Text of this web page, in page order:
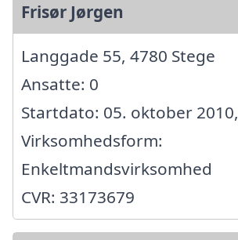
Frisør Jørgen
Langgade 55, 4780 Stege
Ansatte: 0
Startdato: 05. oktober 2010,
Virksomhedsform:
Enkeltmandsvirksomhed
CVR: 33173679